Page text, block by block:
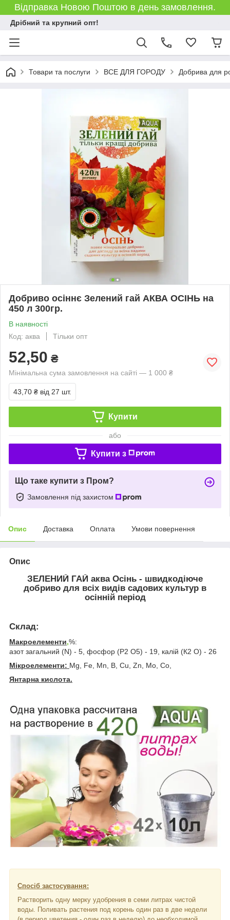
Відправка Новою Поштою в день замовлення.
Дрібний та крупний опт!
Товари та послуги ВСЕ ДЛЯ ГОРОДУ Добрива для
Добриво осіннє Зелений гай АКВА ОСІНЬ на
450 л 300гр.
В наявності
Код: аква
Тільки опт
52,50 ₴
Мінімальна сума замовлення на сайті — 1 000 ₴
43,70 ₴ від 27 шт.
Купити
або
Купити з
Що таке купити з Пром?
Замовлення під захистом
Опис Доставка Оплата Умови повернення
Опис
ЗЕЛЕНИЙ ГАЙ аква Осінь - швидкодіюче
добриво для всіх видів садових культур в
осінній період
Склад:
Макроелементи,%:
азот загальний (N) - 5, фосфор (P2 О5) - 19, калій (К2 О) - 26
Мікроелементи: Mg, Fe, Mn, B, Cu, Zn, Mo, Co,
Янтарна кислота.
Спосіб застосування:
Растворить одну мерку удобрения в семи литрах чистой
воды. Поливать растения под корень один раз в две недели